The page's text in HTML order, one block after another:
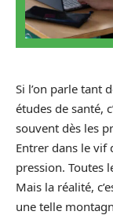
Si l’on parle tant
études de santé,
souvent dès les
Entrer dans le vif
pression. Toutes
Mais la réalité,
une telle